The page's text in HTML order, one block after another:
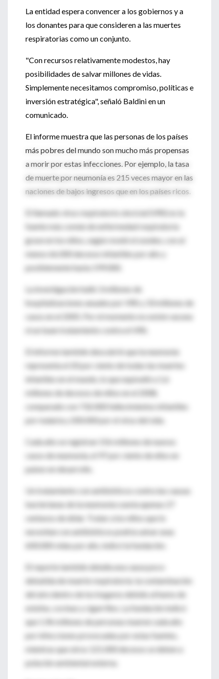
La entidad espera convencer a los gobiernos y a
los donantes para que consideren a las muertes
respiratorias como un conjunto.
"Con recursos relativamente modestos, hay
posibilidades de salvar millones de vidas.
Simplemente necesitamos compromiso, políticas e
inversión estratégica", señaló Baldini en un
comunicado.
El informe muestra que las personas de los países
más pobres del mundo son mucho más propensas
a morir por estas infecciones. Por ejemplo, la tasa
de muerte por neumonía es 215 veces mayor en las
naciones de bajos ingresos que en los países ricos.
El llamado virus respiratorio sincicial (VRS) es la
fuente más común de enfermedad respiratoria
grave en los niños, según reveló el sondeo, con al
menos 66.000 decesos infantiles por año y
posiblemente hasta 199.000.
La investigación halló 3 millones de
hospitalizaciones anuales por VRS y 33 millones de
casos en el 2005. Por el momento no existe vacuna
ni un buen tratamiento contra el VRS.
El informe también descubrió que la neumonía
representa el 20 por ciento de todas las muertes
infantiles en el mundo, lo que equivalió a 1,6
millones de decesos de niños en el 2008,
comparado con 732.000 fallecimientos infantiles
por malaria y 200.000 por el virus del sida.
Cada año se registran 156 millones de nuevos
casos de neumonía, el 97 por ciento de ellos en
países en desarrollo.
Un tratamiento con antibióticos contra las causas
bacterianas de la neumonía cuesta apenas 27
centavos de dólar. Tratar a los niños que lo
necesitan con antibióticos podría salvar unas
600.000 vidas por año, indicó la fundación.
El reporte también detalla una causa poco
debatida de muerte respiratoria: la contaminación
del aire dentro de los hogares debido al humo de
estufas, cocinas y cigarrillos. La fundación indicó
que 1,96 millones de personas mueren cada año
por infecciones provocadas por estas fuentes,
mientras que otros 121.000 decesos se deben a
polución ambiental externa.